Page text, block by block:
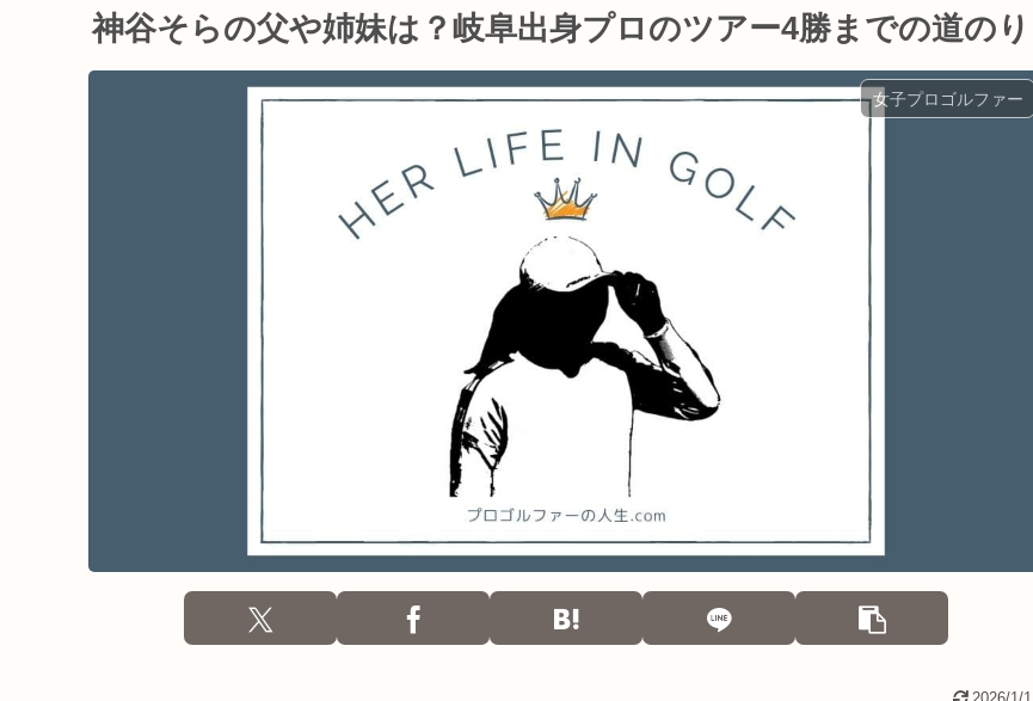
神谷そらの父や姉妹は？岐阜出身プロのツアー4勝までの道のり
女子プロゴルファー